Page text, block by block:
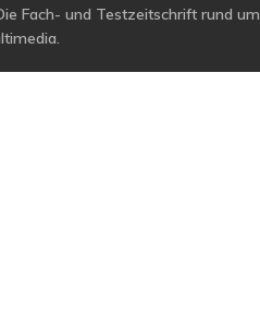
Fach- und Testzeitschrift rund um